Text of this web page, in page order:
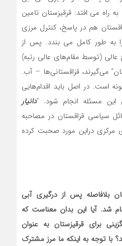
راه می افتد: قرقیزستان تامین
هم در پاسخ، کنترل مرزی
به طور کامل می بندد. پس از
(توسط مقام‌های عالی رتبه)
می‌گیرند، قزاقستانی‌ها – آب.
است. در اصل باید اقدام‌هایی
مسئله انجام شود. “دانیار
سیاسی قزاقستان در مصاحبه
مرکزی دراین مورد صحبت کرده
بلافاصله پس از درگیری آبی
شد. آیا این بدان معناست که
برای قرقیزستان به عنوان
با توجه به اینکه ما مرز مشترک